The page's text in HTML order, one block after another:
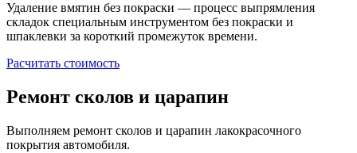
Удаление вмятин без покраски — процесс выпрямления
складок специальным инструментом без покраски и
шпаклевки за короткий промежуток времени.
Расчитать стоимость
Ремонт сколов и царапин
Выполняем ремонт сколов и царапин лакокрасочного
покрытия автомобиля.